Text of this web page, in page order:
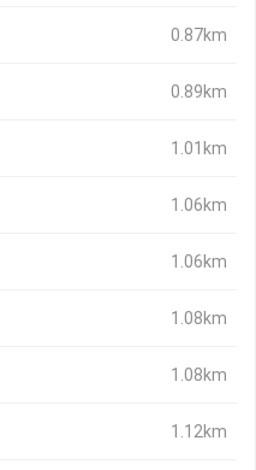
0.87km
0.89km
1.01km
1.06km
1.06km
1.08km
1.08km
1.12km